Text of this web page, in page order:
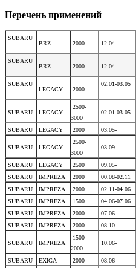
Перечень применений
SUBARU
BRZ
2000 12.04-
SUBARU
BRZ
2000 12.04-
SUBARU
LEGACY
2000
02.01-03.05
SUBARU LEGACY
2500-
3000
02.01-03.05
SUBARU
LEGACY 2000 03.05-
SUBARU LEGACY
2500-
3000
03.09-
SUBARU LEGACY 2500 09.05-
SUBARU
IMPREZA 2000 00.08-02.11
SUBARU
IMPREZA 2000 02.11-04.06
SUBARU
IMPREZA 1500 04.06-07.06
SUBARU
IMPREZA 2000 07.06-
SUBARU
IMPREZA 2000 08.10-
SUBARU IMPREZA
1500-
2000
10.06-
SUBARU EXIGA 2000 08.06-